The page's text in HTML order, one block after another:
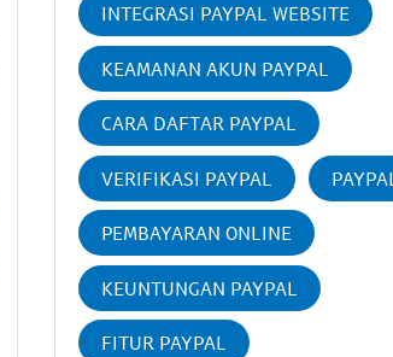
INTEGRASI PAYPAL WEBSITE
KEAMANAN AKUN PAYPAL
CARA DAFTAR PAYPAL
VERIFIKASI PAYPAL PAYPAL
PEMBAYARAN ONLINE
KEUNTUNGAN PAYPAL
FITUR PAYPAL